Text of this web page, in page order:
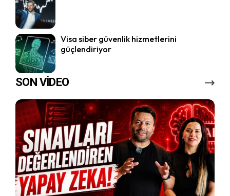
Visa siber güvenlik hizmetlerini
güçlendiriyor
SON VİDEO